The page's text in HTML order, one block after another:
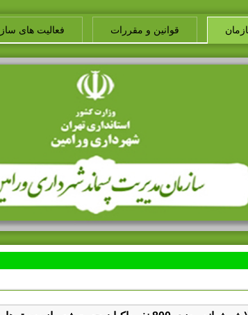
قوانین و مقررات فعالیت های